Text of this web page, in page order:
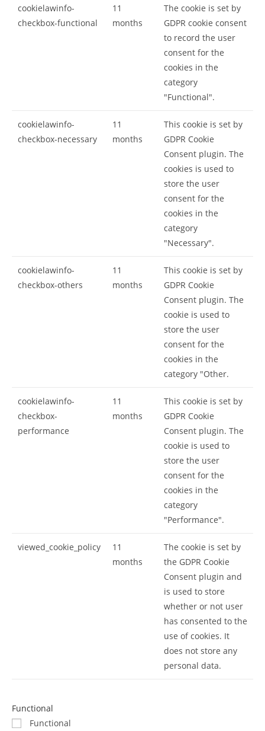
cookielawinfo-
checkbox-functional
11
months
The cookie is set by
GDPR cookie consent
to record the user
consent for the
cookies in the
category
"Functional".
cookielawinfo-
checkbox-necessary
11
months
This cookie is set by
GDPR Cookie
Consent plugin. The
cookies is used to
store the user
consent for the
cookies in the
category
"Necessary".
cookielawinfo-
checkbox-others
11
months
This cookie is set by
GDPR Cookie
Consent plugin. The
cookie is used to
store the user
consent for the
cookies in the
category "Other.
cookielawinfo-
checkbox-
performance
11
months
This cookie is set by
GDPR Cookie
Consent plugin. The
cookie is used to
store the user
consent for the
cookies in the
category
"Performance".
viewed_cookie_policy
11
months
The cookie is set by
the GDPR Cookie
Consent plugin and
is used to store
whether or not user
has consented to the
use of cookies. It
does not store any
personal data.
Functional
Functional